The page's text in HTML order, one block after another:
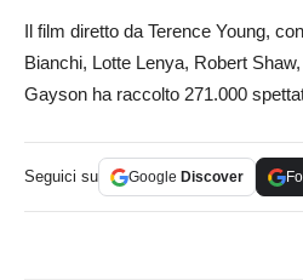
Il film diretto da Terence Young,
Bianchi, Lotte Lenya, Robert
Gayson ha raccolto 271.000
Seguici su Google Discover